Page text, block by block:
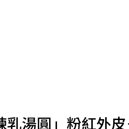
湯圓」粉紅外